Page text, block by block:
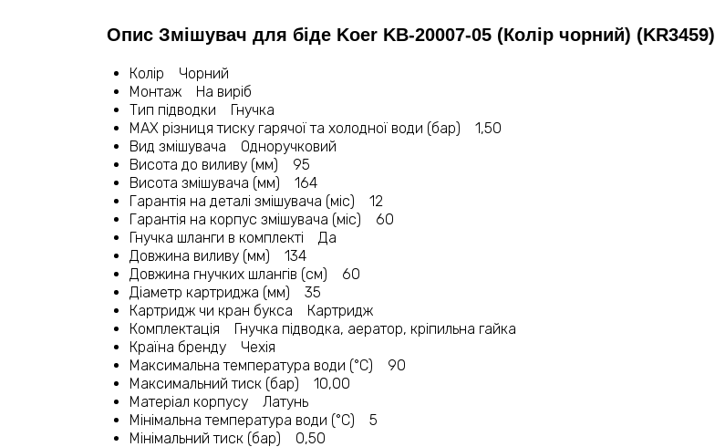
Опис Змішувач для біде Koer KB-20007-05 (Колір чорний) (KR3459)
Колір Чорний
Монтаж На виріб
Тип підводки Гнучка
MAX різниця тиску гарячої та холодної води (бар) 1,50
Вид змішувача Одноручковий
Висота до виливу (мм) 95
Висота змішувача (мм) 164
Гарантія на деталі змішувача (міс) 12
Гарантія на корпус змішувача (міс) 60
Гнучка шланги в комплекті Да
Довжина виливу (мм) 134
Довжина гнучких шлангів (см) 60
Діаметр картриджа (мм) 35
Картридж чи кран букса Картридж
Комплектація Гнучка підводка, аератор, кріпильна гайка
Країна бренду Чехія
Максимальна температура води (°C) 90
Максимальний тиск (бар) 10,00
Матеріал корпусу Латунь
Мінімальна температура води (°C) 5
Мінімальний тиск (бар) 0,50